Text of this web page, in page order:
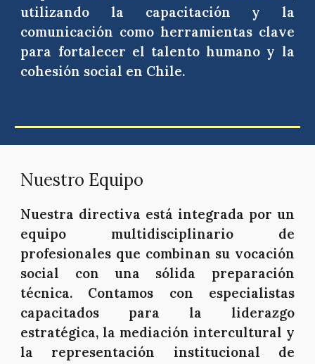
utilizando la capacitación y la
comunicación como herramientas clave
para fortalecer el talento humano y la
cohesión social en Chile.
Nuestro Equipo
Nuestra directiva está integrada por un
equipo multidisciplinario de
profesionales que combinan su vocación
social con una sólida preparación
técnica. Contamos con especialistas
capacitados para la liderazgo
estratégica, la mediación intercultural y
la representación institucional de